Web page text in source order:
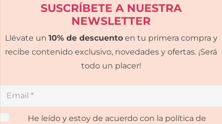
SUSCRÍBETE A NUESTRA
NEWSLETTER
Llévate un 10% de descuentoen tu primera compra y
recibe contenido exclusivo, novedades y ofertas. ¡Será
todo un placer!
He leído y estoy de acuerdo con la política de